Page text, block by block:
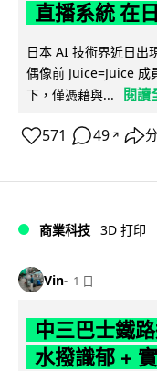
直播系統 在
日本 AI 技術界近日出
偶像前 Juice=Juice
下，僅憑藉與...
閱讀
571 49 ↗
商業科技 3D 打印
Vin 1 日
中三巴士鐵
水撥識郁 +